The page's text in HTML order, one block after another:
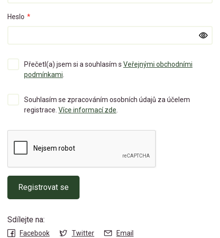
Heslo *
Přečetl(a) jsem si a souhlasím s Veřejnými obchodními
podmínkami.
Souhlasím se zpracováním osobních údajů za účelem
registrace. Více informací zde.
Registrovat se
Sdílejte na:
Facebook Twitter Email